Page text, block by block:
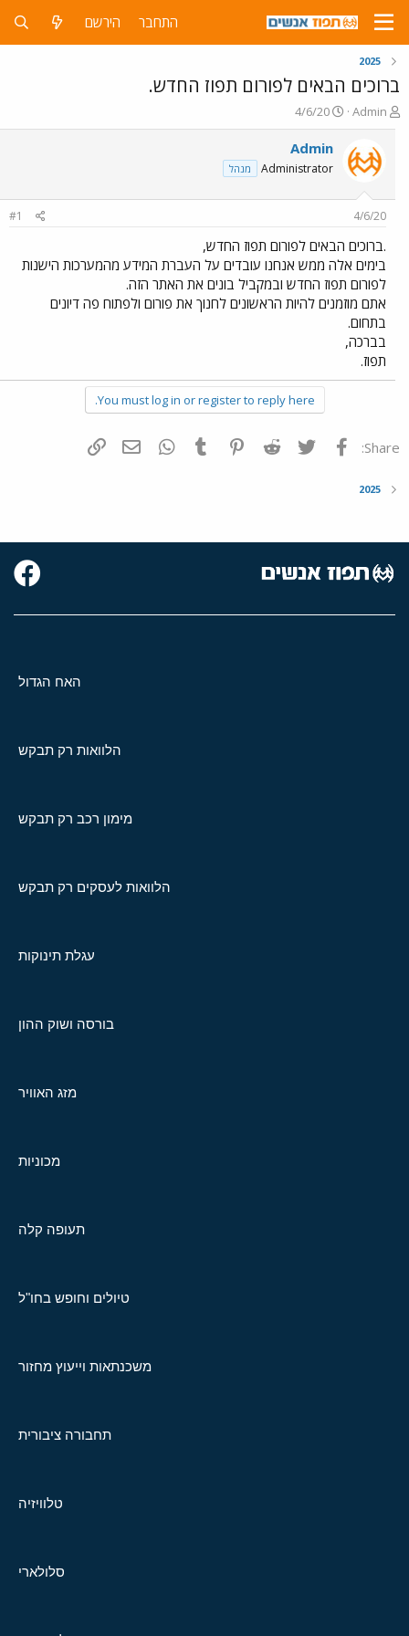
התחבר הירשם
2025
ברוכים הבאים לפורום תפוז החדש.
פ
ו
ח
ו
ש
א
Admin
פ
ו
ר
ם
ר
י
ך
4/6/20
Admin
Administrator מנהל
4/6/20
#1
.ברוכים הבאים לפורום תפוז החדש,
בימים אלה ממש אנחנו עובדים על העברת המידע מהמערכות הישנות
לפורום תפוז החדש ובמקביל בונים את האתר הזה.
אתם מוזמנים להיות הראשונים לחנוך את פורום ולפתוח פה דיונים
בתחום.
בברכה,
תפוז.
You must log in or register to reply here.
Share: פייסבוק Twitter
Reddit
Pinterest
Tumblr
WhatsAppדואר אלקטרוני
2025
האח הגדול
הלוואות רק תבקש
מימון רכב רק תבקש
הלוואות לעסקים רק תבקש
עגלת תינוקות
בורסה ושוק ההון
מזג האוויר
מכוניות
תעופה קלה
טיולים וחופש בחו"ל
משכנתאות וייעוץ מחזור
תחבורה ציבורית
טלוויזיה
סלולארי